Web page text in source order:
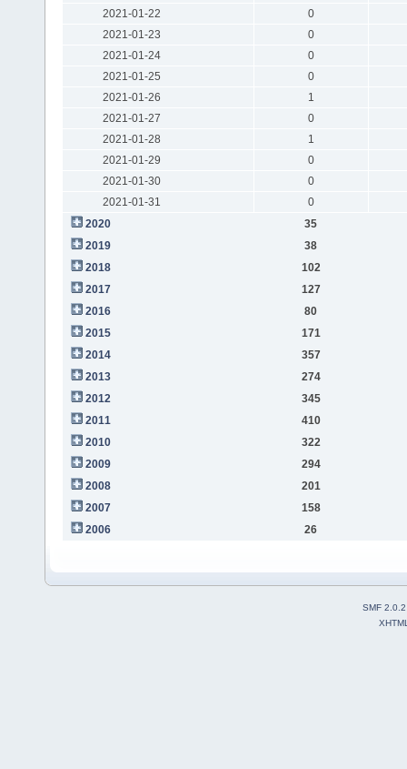
2021-01-22
0
2021-01-23
0
2021-01-24
0
2021-01-25
0
2021-01-26
1
2021-01-27
0
2021-01-28
1
2021-01-29
0
2021-01-30
0
2021-01-31
0
2020
35
2019
38
2018
102
2017
127
2016
80
2015
171
2014
357
2013
274
2012
345
2011
410
2010
322
2009
294
2008
201
2007
158
2006
26
SMF 2.0.2